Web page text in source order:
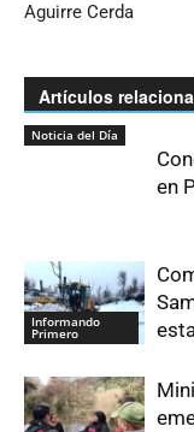
Aguirre Cerda
Artículos
Noticia del Día
en
Informando
Primero